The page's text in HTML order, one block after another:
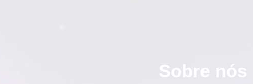
Sobre nós